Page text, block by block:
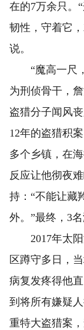
在的7万余只。
韧性，守着它
说。
“魔高一尺，
为刑侦骨干，
盗猎分子闻风
12年的盗猎积
多个乡镇，在
反应让他彻夜
持：“不能让藏
外。”最终，3
2017年太阳
区蹲守多日，
病复发疼得他
到将所有嫌疑
重特大盗猎案